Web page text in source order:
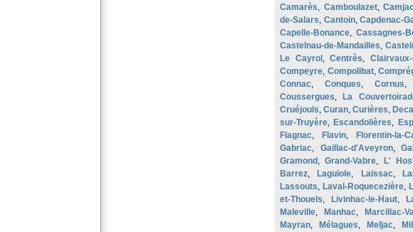
Camarès, Camboulazet,
de-Salars, Cantoin,Capdenac-
Capelle-Bonance, Cassagnes-
Castelnau-de-Mandailles,
Le Cayrol ,Centrès,
Compeyre, Compolibat,
Connac, Conques, Cornus,
Coussergues, La
Cruéjouls,Curan,Curières,
sur-Truyère, Escandolières,
Flagnac, Flavin, Florentin-la-
Gabriac, Gaillac-d'Aveyron,
Gramond ,Grand-Vabre, L'
Barrez, Laguiole, Laissac,
Lassouts, Laval-Roquecezière,
et-Thouels, Livinhac-le-Haut,
Maleville, Manhac, Marcillac-
Mayran, Mélagues, Meljac,